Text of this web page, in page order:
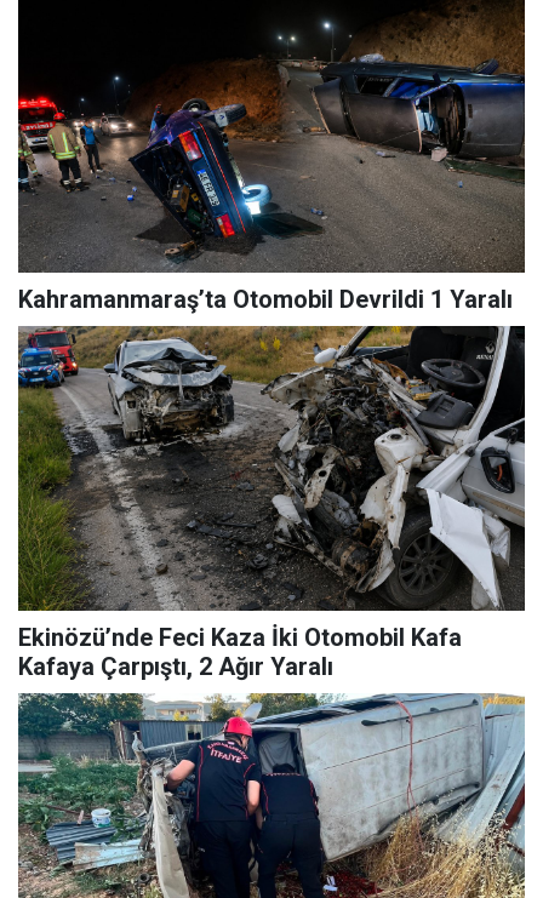
Kahramanmaraş’ta Otomobil Devrildi 1 Yaralı
Ekinözü’nde Feci Kaza İki Otomobil Kafa
Kafaya Çarpıştı, 2 Ağır Yaralı